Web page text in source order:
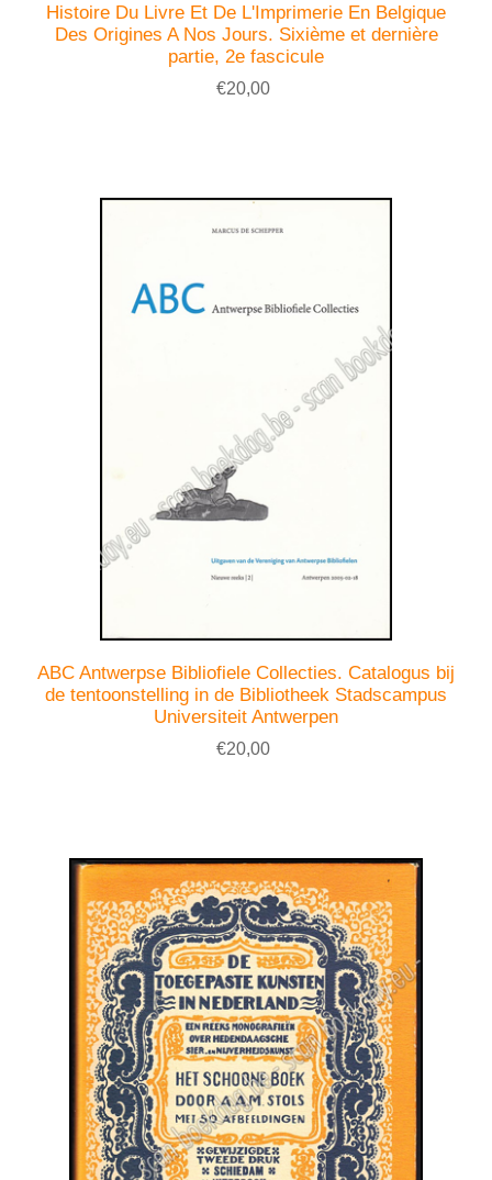
Histoire Du Livre Et De L'Imprimerie En Belgique
Des Origines A Nos Jours. Sixième et dernière
partie, 2e fascicule
€20,00
ABC Antwerpse Bibliofiele Collecties. Catalogus bij
de tentoonstelling in de Bibliotheek Stadscampus
Universiteit Antwerpen
€20,00